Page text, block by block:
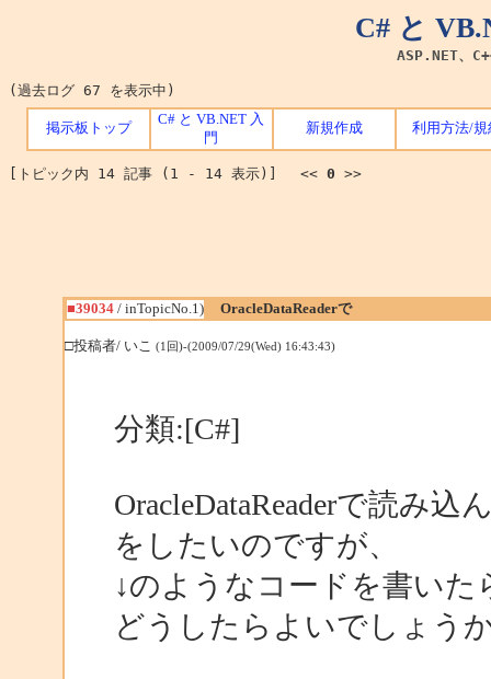
C# と
ASP.NET、
(過去ログ 67 を表示中)
掲示板トップ
C# と VB.NET 入
門
新規作成 利用方法/規
[トピック内 14 記事 (1 - 14 表示)] << 0 >>
■39034/ inTopicNo.1) OracleDataReaderで
□投稿者/ いこ (1回)-(2009/07/29(Wed) 16:43:43)
分類:[C#]
OracleDataReaderで読み
をしたいのですが、
↓のようなコードを書いた
どうしたらよいでしょう